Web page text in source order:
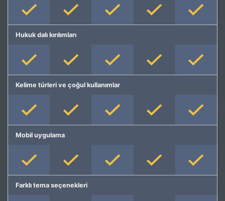
Hukuk dalı kırılımları
Kelime türleri ve çoğul kullanımlar
Mobil uygulama
Farklı tema seçenekleri